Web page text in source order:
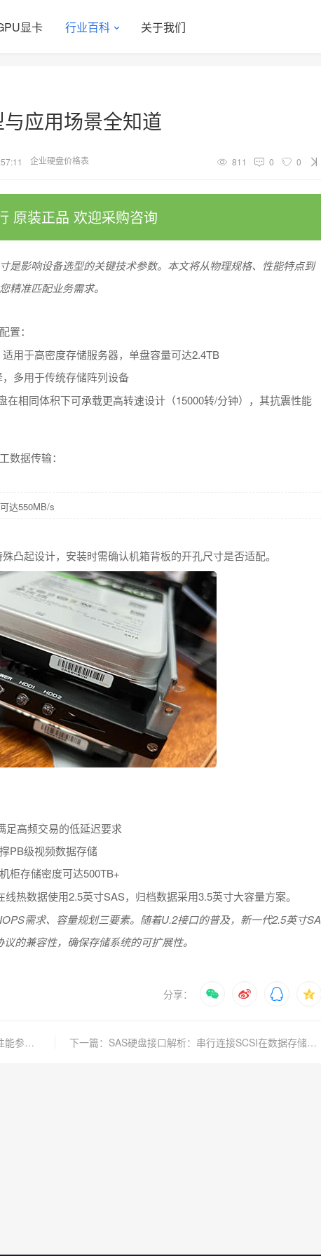
显卡 行业百科 关于我们
应用场景全知道
企业硬盘价格表 811 0 0
原装正品 欢迎采购咨询
是影响设备选型的关键技术参数。本文将从物理规格、性能特点到
精准匹配业务需求。
置：
用于高密度存储服务器，单盘容量可达2.4TB
多用于传统存储阵列设备
在相同体积下可承载更高转速设计（15000转/分钟），其抗震性能
数据传输：
达550MB/s
凸起设计，安装时需确认机箱背板的开孔尺寸是否适配。
足高频交易的低延迟要求
PB级视频数据存储
柜存储密度可达500TB+
热数据使用2.5英寸SAS，归档数据采用3.5英寸大容量方案。
需求、容量规划三要素。随着U.2接口的普及，新一代2.5英寸SA
的兼容性，确保存储系统的可扩展性。
分享：
上一篇：企业级存储设备价格分析，采购成本、性能参数全解读 下一篇：SAS硬盘接口解析：串行连接SCSI在数据存储中的作用与原理